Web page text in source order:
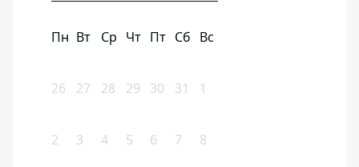
Пн Вт Ср Чт Пт Сб Вс
26 27 28 29 30 31 1
2 3 4 5 6 7 8